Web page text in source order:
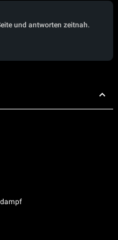
und antworten zeitnah.